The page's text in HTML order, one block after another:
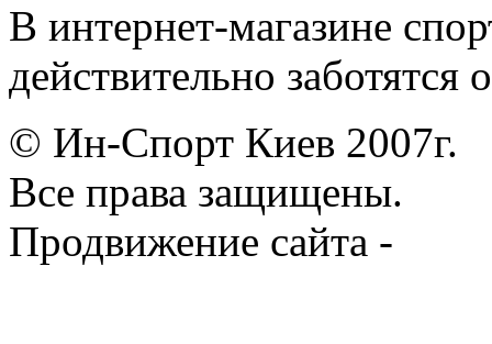
В интернет-магазине
действительно
© Ин-Спорт Киев 2007г.
Все права защищены.
Продвижение сайта -